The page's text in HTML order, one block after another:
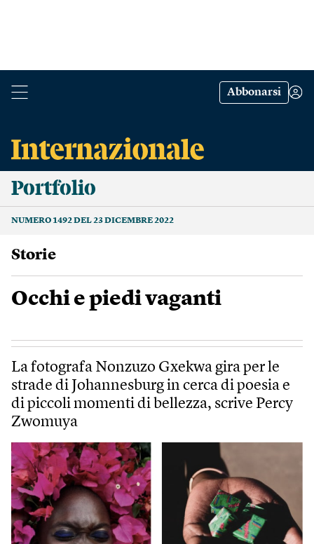
Abbonarsi
Portfolio
NUMERO 1492 DEL 23 DICEMBRE 2022
Storie
Occhi e piedi vaganti
La fotografa Nonzuzo Gxekwa gira per le
strade di Johannesburg in cerca di poesia e
di piccoli momenti di bellezza, scrive Percy
Zwomuya